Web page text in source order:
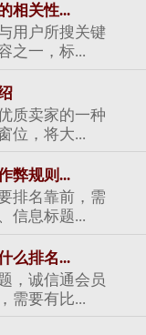
相关性...
用户所搜关键
之一，标...
质卖家的一种
位，将大...
弊规则...
排名靠前，需
信息标题...
么排名...
，诚信通会员
需要有比...